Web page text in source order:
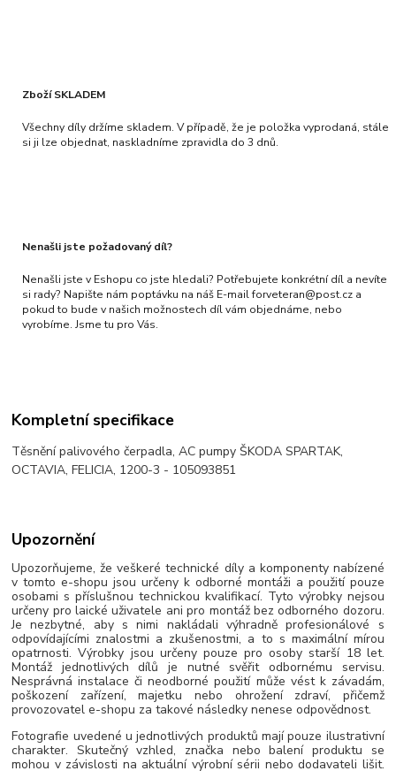
Zboží SKLADEM
Všechny díly držíme skladem. V případě, že je položka vyprodaná, stále
si ji lze objednat, naskladníme zpravidla do 3 dnů.
Nenašli jste požadovaný díl?
Nenašli jste v Eshopu co jste hledali? Potřebujete konkrétní díl a nevíte
si rady? Napište nám poptávku na náš E-mail forveteran@post.cz a
pokud to bude v našich možnostech díl vám objednáme, nebo
vyrobíme. Jsme tu pro Vás.
Kompletní specifikace
Těsnění palivového čerpadla, AC pumpy ŠKODA SPARTAK,
OCTAVIA, FELICIA, 1200-3 - 105093851
Upozornění
Upozorňujeme, že veškeré technické díly a komponenty nabízené
v tomto e-shopu jsou určeny k odborné montáži a použití pouze
osobami s příslušnou technickou kvalifikací. Tyto výrobky nejsou
určeny pro laické uživatele ani pro montáž bez odborného dozoru.
Je nezbytné, aby s nimi nakládali výhradně profesionálové s
odpovídajícími znalostmi a zkušenostmi, a to s maximální mírou
opatrnosti. Výrobky jsou určeny pouze pro osoby starší 18 let.
Montáž jednotlivých dílů je nutné svěřit odbornému servisu.
Nesprávná instalace či neodborné použití může vést k závadám,
poškození zařízení, majetku nebo ohrožení zdraví, přičemž
provozovatel e-shopu za takové následky nenese odpovědnost.
Fotografie uvedené u jednotlivých produktů mají pouze ilustrativní
charakter. Skutečný vzhled, značka nebo balení produktu se
mohou v závislosti na aktuální výrobní sérii nebo dodavateli lišit.